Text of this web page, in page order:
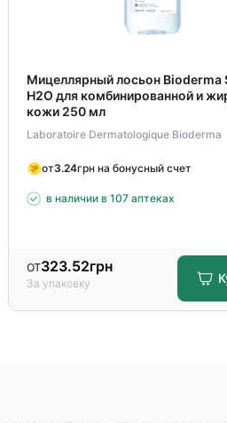
Мицеллярный лосьон Bioderma
H2O для комбинированной и
кожи 250 мл
Laboratoire Dermatologique Bioderma
от3.24грн на бонусный счет
в наличии в 107 аптеках
от323.52грн
За упаковку